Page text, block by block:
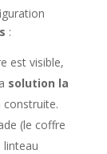
:
est visible,
solution la
(le coffre
linteau